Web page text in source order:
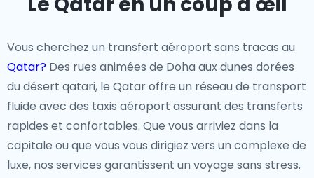
et de progrès du pays en fait une destination
Sites emblématiques
De l'horizon futuriste de West Bay à Doha aux vastes
dunes de sable de la mer intérieure (Khor Al Adaid), le
Qatar offre des paysages magnifiques qui captivent
chaque voyageur. Les visiteurs peuvent explorer le
Vous cherchez un transfert aéroport sans tracas au
Qatar? Des rues animées de Doha aux dunes dorées
du désert qatari, le Qatar offre un réseau de transport
fluide avec des taxis aéroport assurant des transferts
rapides et confortables. Que vous arriviez dans la
capitale ou que vous vous dirigiez vers un complexe de
luxe, nos services garantissent un voyage sans stress.